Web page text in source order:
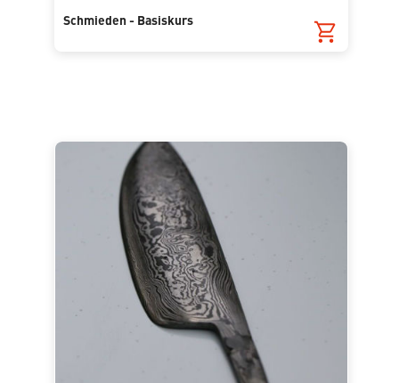
Schmieden - Basiskurs